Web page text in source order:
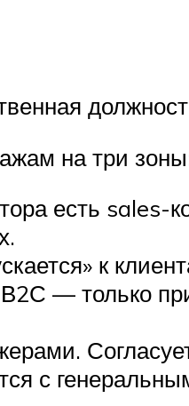
на три
есть sales-
к
— только
с